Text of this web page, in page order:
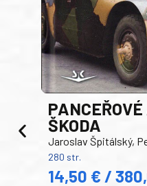
ŠKODA
Jaroslav Špitálský,
280 str.
14,50 € /